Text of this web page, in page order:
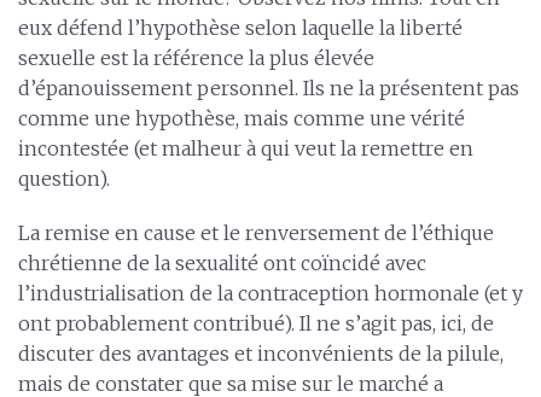
eux défend l’hypothèse selon laquelle la liberté
sexuelle est la référence la plus élevée
d’épanouissement personnel. Ils ne la présentent pas
comme une hypothèse, mais comme une vérité
incontestée (et malheur à qui veut la remettre en
question).
La remise en cause et le renversement de l’éthique
chrétienne de la sexualité ont coïncidé avec
l’industrialisation de la contraception hormonale (et y
ont probablement contribué). Il ne s’agit pas, ici, de
discuter des avantages et inconvénients de la pilule,
mais de constater que sa mise sur le marché a